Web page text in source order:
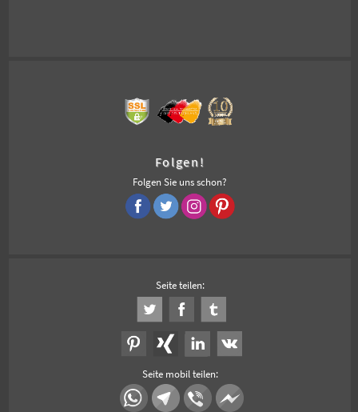
Folgen!
Folgen Sie uns schon?
Seite teilen:
Seite mobil teilen: